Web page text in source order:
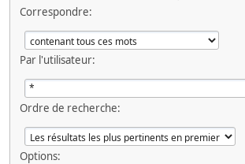
Correspondre:
Par l'utilisateur:
Ordre de recherche:
Options: